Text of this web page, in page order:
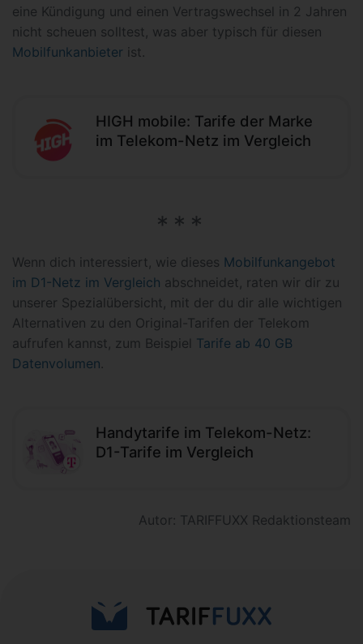
eine Kündigung und einen Vertragswechsel in 2 Jahren
nicht scheuen solltest, was aber typisch für diesen
Mobilfunkanbieter ist.
HIGH mobile: Tarife der Marke
im Telekom-Netz im Vergleich
Wenn dich interessiert, wie dieses Mobilfunkangebot
im D1-Netz im Vergleich abschneidet, raten wir dir zu
unserer Spezialübersicht, mit der du dir alle wichtigen
Alternativen zu den Original-Tarifen der Telekom
aufrufen kannst, zum Beispiel Tarife ab 40 GB
Datenvolumen
Handytarife im Telekom-Netz:
D1-Tarife im Vergleich
Autor: TARIFFUXX Redaktionsteam